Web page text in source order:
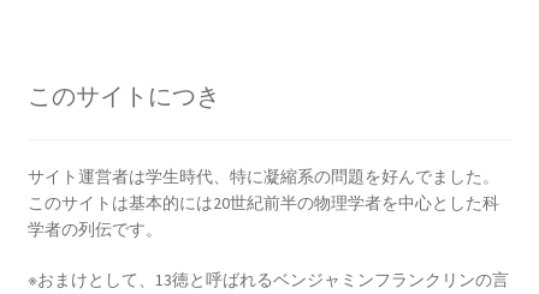
J・J・サクライ
【ハーバードを首席で卒業し49歳で夭折した天
才物理学者】
このサイトにつき
サイト運営者は学生時代、特に凝縮系の問題を好んでました。
このサイトは基本的には20世紀前半の物理学者を中心とした科
学者の列伝です。
※おまけとして、13徳と呼ばれるベンジャミンフランクリンの言